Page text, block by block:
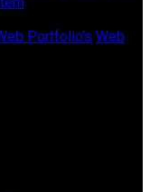
Portfolio's Web